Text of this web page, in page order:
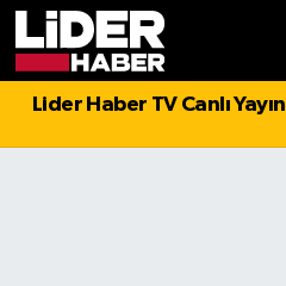
Lider Haber TV Canlı Yayın
Politika
Hava Durumu